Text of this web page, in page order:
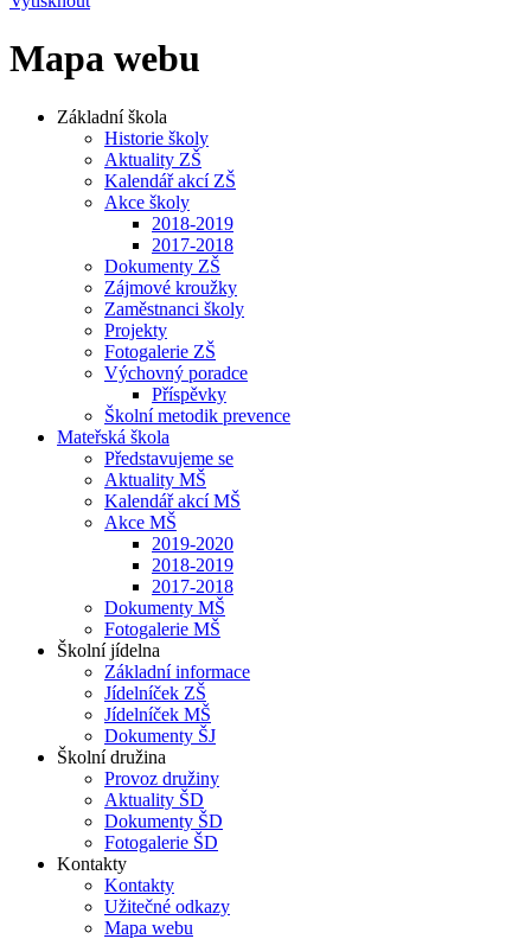
Mapa webu
Základní škola
Historie školy
Aktuality ZŠ
Kalendář akcí ZŠ
Akce školy
2018-2019
2017-2018
Dokumenty ZŠ
Zájmové kroužky
Zaměstnanci školy
Projekty
Fotogalerie ZŠ
Výchovný poradce
Příspěvky
Školní metodik prevence
Mateřská škola
Představujeme se
Aktuality MŠ
Kalendář akcí MŠ
Akce MŠ
2019-2020
2018-2019
2017-2018
Dokumenty MŠ
Fotogalerie MŠ
Školní jídelna
Základní informace
Jídelníček ZŠ
Jídelníček MŠ
Dokumenty ŠJ
Školní družina
Provoz družiny
Aktuality ŠD
Dokumenty ŠD
Fotogalerie ŠD
Kontakty
Kontakty
Užitečné odkazy
Mapa webu